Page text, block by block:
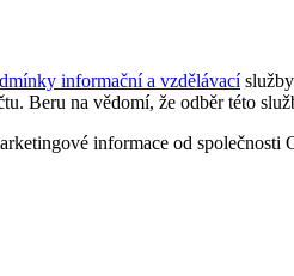
informační a vzdělávacíslužby
Beru na vědomí, že odběr této
informace od